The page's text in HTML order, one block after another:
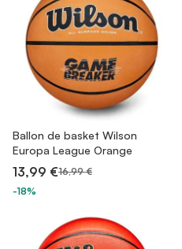
Ballon de basket Wilson
Europa League Orange
13,99 €16,99 €
-18%